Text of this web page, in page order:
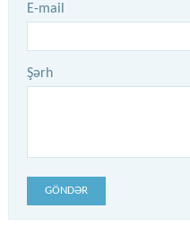
E-mail
Şərh
GÖNDƏR